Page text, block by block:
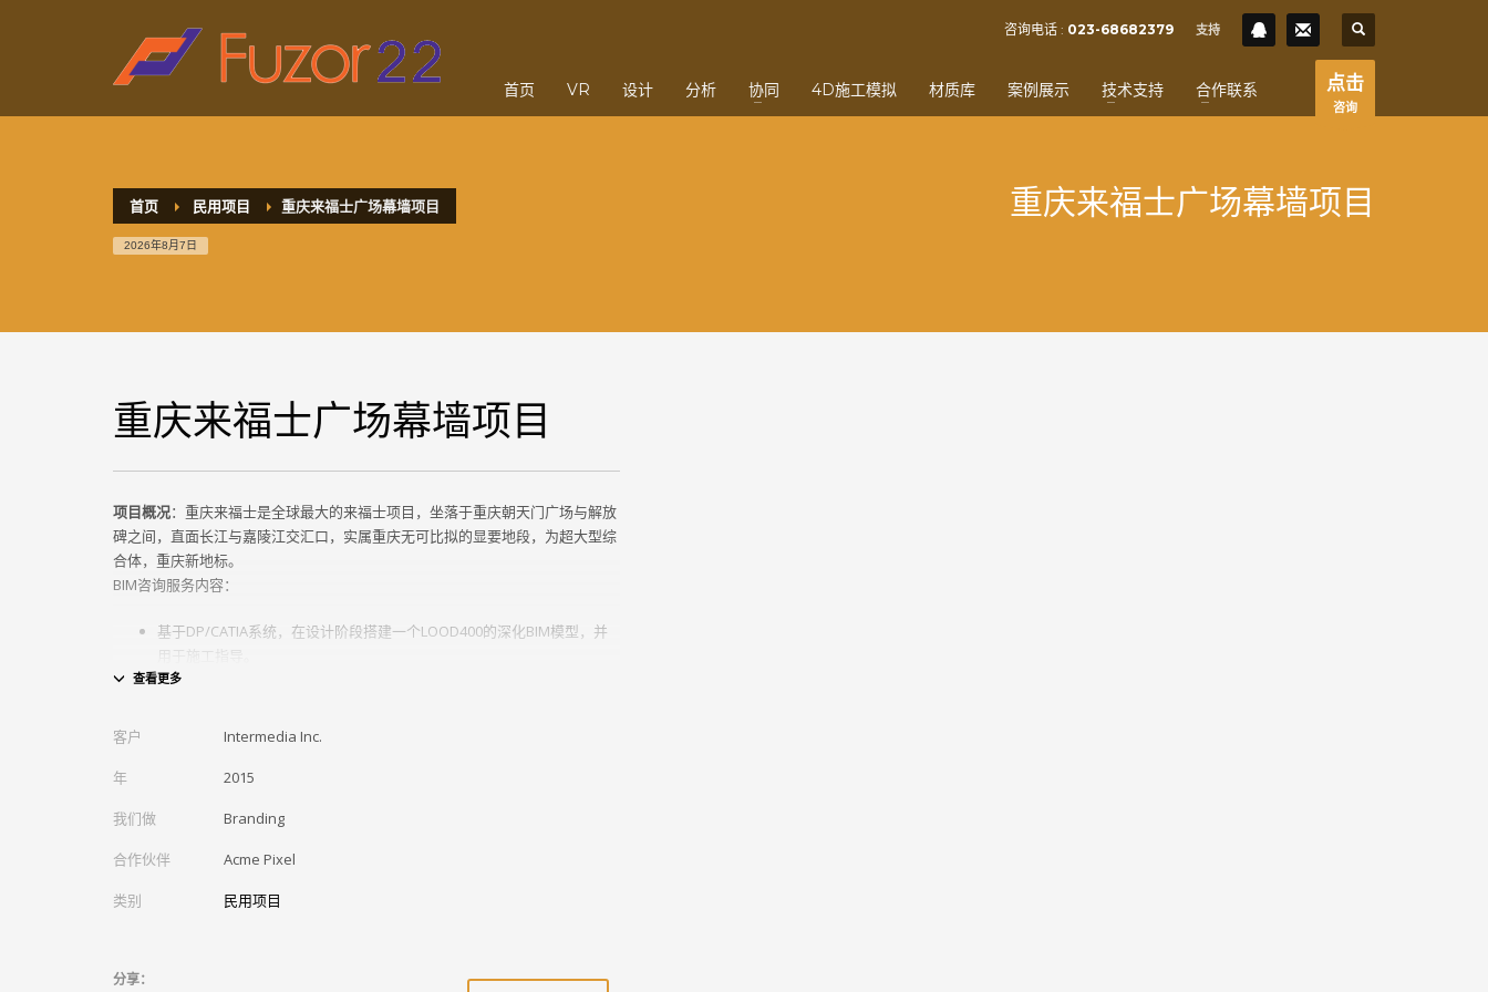
HOW TO SHOP
1 Login or create new account.
SHOWROOM HOURS
Sat - 9:00AM-5:00PM
Sundays by appointment only!
咨询电话 : 023-68682379 支持
首页 VR 设计 分析 协同 4D施工模拟 材质库 案例展示 技术支持 合作联系 点击
咨询
首页 民用项目 重庆来福士广场幕墙项目
2026年8月7日
重庆来福士广场幕墙项目
重庆来福士广场幕墙项目
​项目概况：重庆来福士是全球最大的来福士项目，坐落于重庆朝天门广场与解放
碑之间，直面长江与嘉陵江交汇口，实属重庆无可比拟的显要地段，为超大型综
合体，重庆新地标。
BIM咨询服务内容：
基于DP/CATIA系统，在设计阶段搭建一个LOOD400的深化BIM模型，并
​ 配合业主、总包将BIM工作流程融合到整个项目管理流程中。
​将Fuzor移动管理系统、3D扫描等技术应用与施工现场管理。
客户 Intermedia Inc.
年 2015
我们做 Branding
合作伙伴 Acme Pixel
类别 民用项目